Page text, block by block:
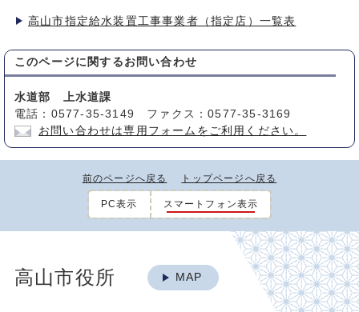
高山市指定給水装置工事事業者（指定店）一覧表
このページに関する お問い合わせ
水道部 上水道課
電話：0577-35-3149 ファクス：0577-35-3169
お問い合わせは専用フォームをご利用ください。
前のページへ戻る トップページへ戻る
PC表示 スマートフォン表示
高山市役所 MAP